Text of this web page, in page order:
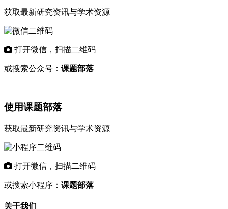
获取最新研究资讯与学术资源
打开微信，扫描二维码
或搜索公众号： 课题部落
使用课题部落
获取最新研究资讯与学术资源
打开微信，扫描二维码
或搜索小程序： 课题部落
关于我们